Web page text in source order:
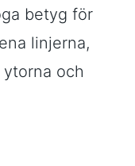
betyg för
linjerna,
och